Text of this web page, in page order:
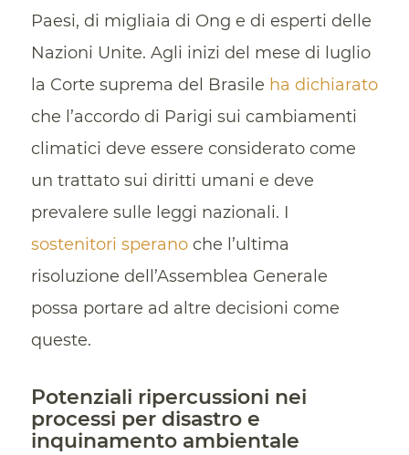
Paesi, di migliaia di Ong e di esperti delle
Nazioni Unite. Agli inizi del mese di luglio
la Corte suprema del Brasile ha dichiarato
che l’accordo di Parigi sui cambiamenti
climatici deve essere considerato come
un trattato sui diritti umani e deve
prevalere sulle leggi nazionali. I
sostenitori speranoche l’ultima
risoluzione dell’Assemblea Generale
possa portare ad altre decisioni come
queste.
Potenziali ripercussioni nei
processi per disastro e
inquinamento ambientale